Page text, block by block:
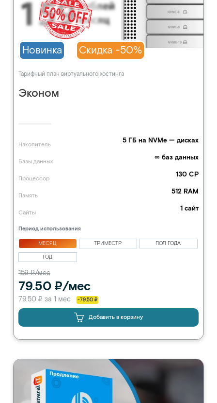
Новинка Скидка -50%
Тарифный план виртуального хостинга
Эконом
Накопитель 5 ГБ на NVMe — дисках
Базы данных ∞ баз данных
Процессор 130 CP
Память 512 RAM
Сайты 1 сайт
Период использования
МЕСЯЦ ТРИМЕСТР
ПОЛ ГОДА
ГОД
159 ₽/мес
79.50 ₽/мес
79.50 ₽ за 1 мес -79.50 ₽
Добавить в корзину